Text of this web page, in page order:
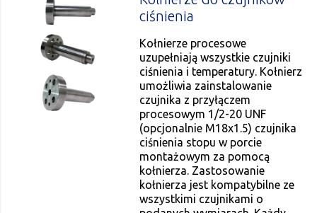
ciśnienia
Kołnierze procesowe
uzupełniają wszystkie czujniki
ciśnienia i temperatury. Kołnierz
umożliwia zainstalowanie
czujnika z przyłączem
procesowym 1/2-20 UNF
(opcjonalnie M18x1.5) czujnika
ciśnienia stopu w porcie
montażowym za pomocą
kołnierza. Zastosowanie
kołnierza jest kompatybilne ze
wszystkimi czujnikami o